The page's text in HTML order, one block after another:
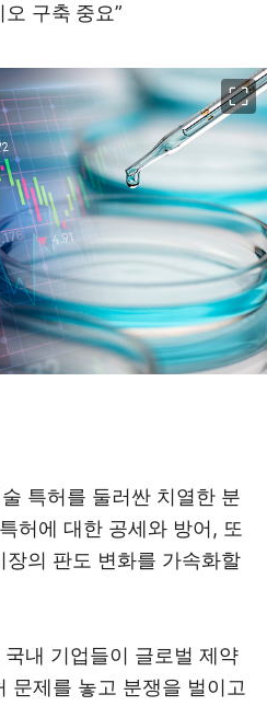
구축 중요”
특허를 둘러싼 치열한 분
허에 대한 공세와 방어, 또
장의 판도 변화를 가속화할
내 기업들이 글로벌 제약
문제를 놓고 분쟁을 벌이고